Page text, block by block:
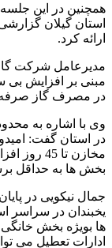
همچنین در این
استان گیلان
ارائه کرد.
مدیرعامل شرکت
مبنی بر افزایش
در مصرف گاز صرفه
وی با اشاره به
در استان گفت:
مخازن تا
بخش ها به حداقل
جمال نیکویی در
یخبندان در
ها بویژه بخش
ادارات تعطیل می